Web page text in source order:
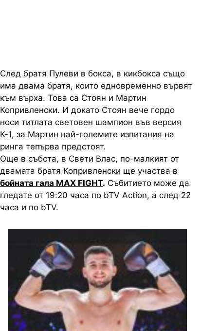
След братя Пулеви в бокса, в кикбокса също
има двама братя, които едновременно вървят
към върха. Това са Стоян и Мартин
Копривленски. И докато Стоян вече гордо
носи титлата световен шампион във версия
К-1, за Мартин най-големите изпитания на
ринга тепърва предстоят.
Още в събота, в Свети Влас, по-малкият от
двамата братя Копривленски ще участва в
бойната гала MAX FIGHT. Събитието може да
гледате от 19:20 часа по bTV Action, а след 22
часа и по bTV.